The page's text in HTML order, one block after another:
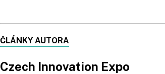
ČLÁNKY AUTORA
Czech Innovation Expo